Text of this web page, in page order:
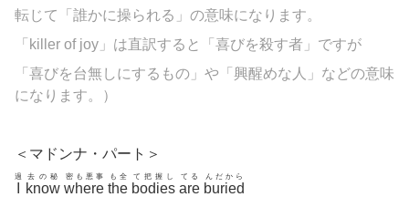
転じて「誰かに操られる」の意味になります。
「killer of joy」は直訳すると「喜びを殺す者」ですが
「喜びを台無しにするもの」や「興醒めな人」などの意味
になります。）
＜マドンナ・パート＞
過
know
去の秘
where
密も悪事
the
も全
bodies
て把握し
are
てる
buried
んだから